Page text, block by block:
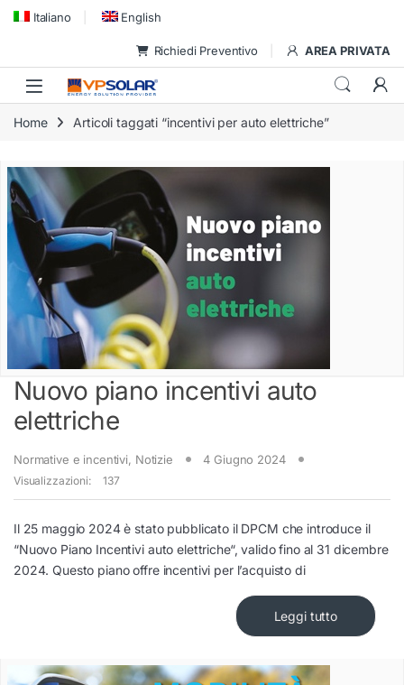
Skip to navigation
Skip to content
Italiano English
Richiedi Preventivo AREA PRIVATA
Home Articoli taggati “incentivi per auto elettriche”
Nuovo piano incentivi auto
elettriche
Normative e incentivi, Notizie 4 Giugno 2024
Visualizzazioni: 137
Il 25 maggio 2024 è stato pubblicato il DPCM che introduce il
“Nuovo Piano Incentivi auto elettriche“, valido fino al 31 dicembre
2024. Questo piano offre incentivi per l’acquisto di
Leggi tutto